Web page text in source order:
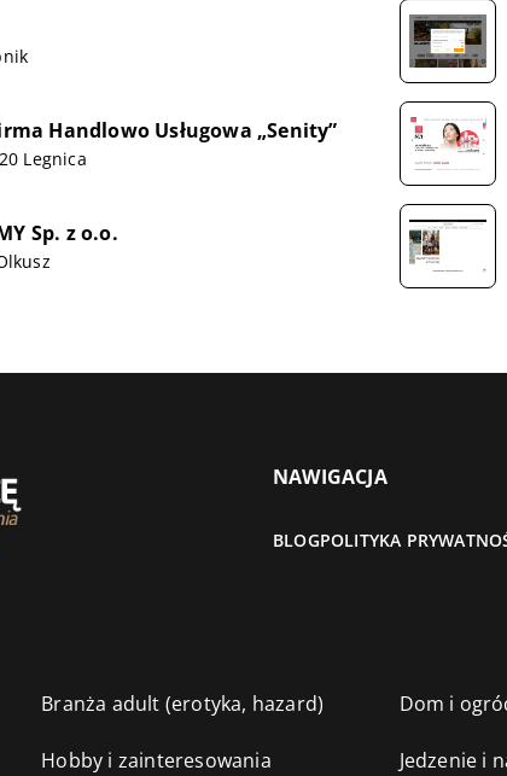
Handlowo Usługowa „Senity”
Legnica
Sp. z o.o.
NAWIGACJA
BLOGPOLITYKA
Branża adult (erotyka, hazard) Dom i
Hobby i zainteresowania Jedzenie i